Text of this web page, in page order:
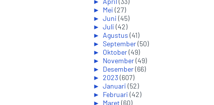
► Mei (27)
► Juni (45)
► Juli (42)
► Agustus (41)
► September(50)
► Oktober(49)
► November(49)
► Desember(66)
► 2023(607)
► Januari (52)
► Februari (42)
► Maret(60)